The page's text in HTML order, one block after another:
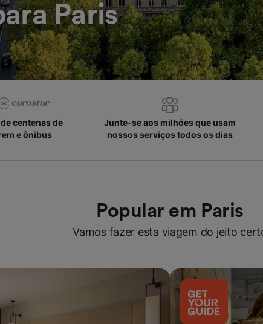
Paris
centenas de
e ônibus
Junte-se aos milhões que usam
nossos serviços todos os dias
Popular em Paris
Vamos fazer esta viagem do jeito